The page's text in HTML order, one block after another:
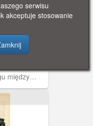
należy
Miasta
między
nazywano
Targ
serwisu
akceptuje stosowanie